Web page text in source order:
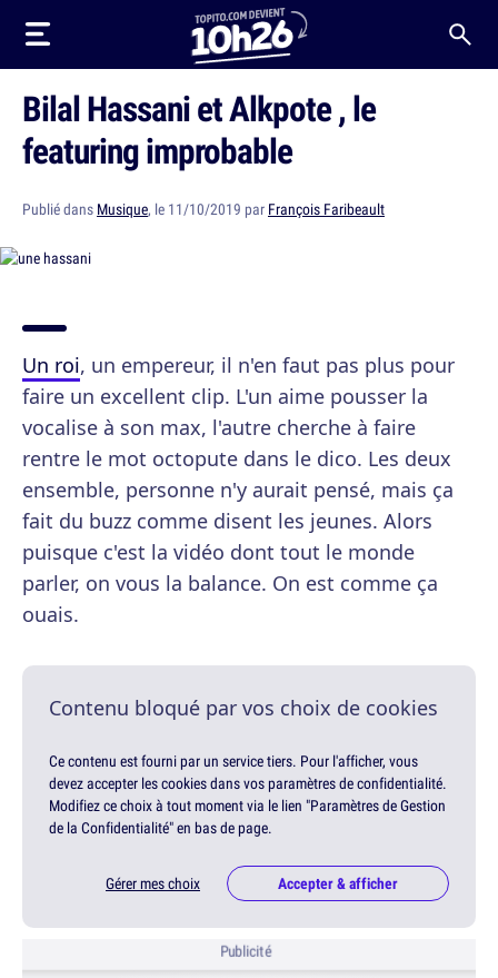
Bilal Hassani et Alkpote , le
featuring improbable
Publié dans Musique, le 11/10/2019 par François Faribeault
Un roi, un empereur, il n'en faut pas plus pour
faire un excellent clip. L'un aime pousser la
vocalise à son max, l'autre cherche à faire
rentre le mot octopute dans le dico. Les deux
ensemble, personne n'y aurait pensé, mais ça
fait du buzz comme disent les jeunes. Alors
puisque c'est la vidéo dont tout le monde
parler, on vous la balance. On est comme ça
ouais.
Contenu bloqué par vos choix de cookies
Ce contenu est fourni par un service tiers. Pour l'afficher, vous
devez accepter les cookies dans vos paramètres de confidentialité.
Modifiez ce choix à tout moment via le lien "Paramètres de Gestion
de la Confidentialité" en bas de page.
Gérer mes choix Accepter & afficher
Publicité